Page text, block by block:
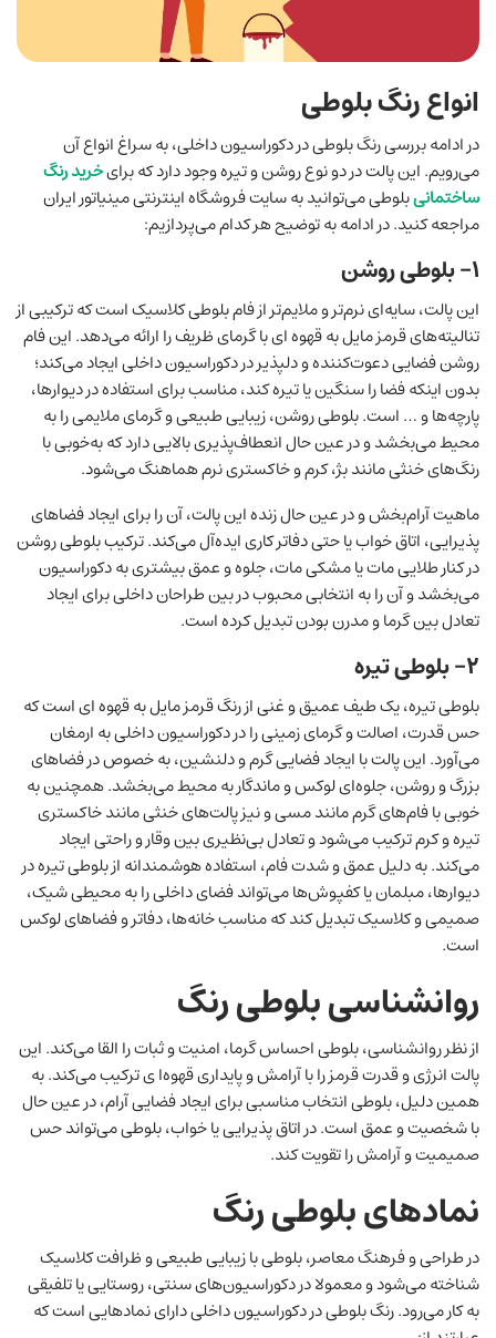
انواع رنگ بلوطی
در ادامه بررسی رنگ بلوطی در دکوراسیون داخلی، به سراغ انواع آن
می‌رویم. این پالت در دو نوع روشن و تیره وجود دارد که برایخرید رنگ
ساختمانیبلوطی می‌توانید به سایت فروشگاه اینترنتی مینیاتور ایران
مراجعه کنید. در ادامه به توضیح هر کدام می‌پردازیم:
۱- بلوطی روشن
این پالت، سایه‌ای نرم‌تر و ملایم‌تر از فام بلوطی کلاسیک است که ترکیبی از
تنالیته‌های قرمز مایل به قهوه ‌ای با گرمای ظریف را ارائه می‌دهد. این فام
روشن فضایی دعوت‌کننده و دلپذیر در دکوراسیون داخلی ایجاد می‌کند؛
بدون اینکه فضا را سنگین یا تیره کند، مناسب برای استفاده در دیوارها،
پارچه‌ها و … است. بلوطی روشن، زیبایی طبیعی و گرمای ملایمی را به
محیط می‌بخشد و در عین حال انعطاف‌پذیری بالایی دارد که به‌خوبی با
رنگ‌های خنثی مانند بژ، کرم و خاکستری نرم هماهنگ می‌شود.
ماهیت آرام‌بخش و در عین حال زنده این پالت، آن را برای ایجاد فضاهای
پذیرایی، اتاق خواب یا حتی دفاتر کاری ایده‌آل می‌کند. ترکیب بلوطی روشن
در کنار طلایی مات یا مشکی مات، جلوه و عمق بیشتری به دکوراسیون
می‌بخشد و آن را به انتخابی محبوب در بین طراحان داخلی برای ایجاد
تعادل بین گرما و مدرن بودن تبدیل کرده است.
۲- بلوطی تیره
بلوطی تیره، یک طیف عمیق و غنی از رنگ قرمز مایل به قهوه‌ ای است که
حس قدرت، اصالت و گرمای زمینی را در دکوراسیون داخلی به ارمغان
می‌آورد. این پالت با ایجاد فضایی گرم و دلنشین، به‌ خصوص در فضاهای
بزرگ و روشن، جلوه‌ای لوکس و ماندگار به محیط می‌بخشد. همچنین به
‌خوبی با فام‌های گرم مانند مسی و نیز پالت‌‌های خنثی مانند خاکستری
تیره و کرم ترکیب می‌شود و تعادل بی‌نظیری بین وقار و راحتی ایجاد
می‌کند. به دلیل عمق و شدت فام، استفاده هوشمندانه از بلوطی تیره در
دیوارها، مبلمان یا کفپوش‌ها می‌تواند فضای داخلی را به محیطی شیک،
صمیمی و کلاسیک تبدیل کند که مناسب خانه‌ها، دفاتر و فضاهای لوکس
است.
روانشناسی بلوطیرنگ
از نظر روانشناسی، بلوطی احساس گرما، امنیت و ثبات را القا می‌کند. این
پالت انرژی و قدرت قرمز را با آرامش و پایداری قهوه‌ا ی ترکیب می‌کند. به
همین دلیل، بلوطی انتخاب مناسبی برای ایجاد فضایی آرام، در عین حال
با شخصیت و عمق است. در اتاق پذیرایی یا خواب، بلوطی می‌تواند حس
صمیمیت و آرامش را تقویت کند.
نمادهای بلوطیرنگ
در طراحی و فرهنگ معاصر، بلوطی با زیبایی طبیعی و ظرافت کلاسیک
شناخته می‌شود و معمولا در دکوراسیون‌های سنتی، روستایی یا تلفیقی
به کار می‌رود. رنگ بلوطی در دکوراسیون داخلی دارای نمادهایی است که